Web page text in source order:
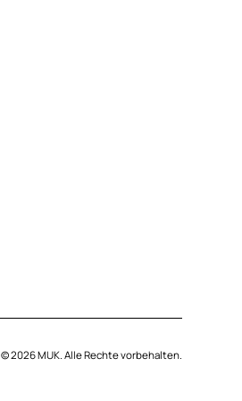
© 2026 MUK. Alle Rechte vorbehalten.